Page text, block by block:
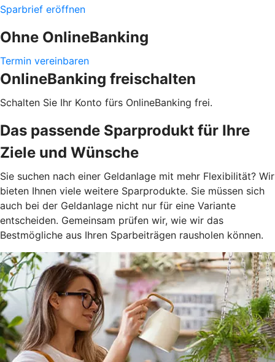
Sparbrief eröffnen
Ohne OnlineBanking
Termin vereinbaren
OnlineBanking freischalten
Schalten Sie Ihr Konto fürs OnlineBanking frei.
Das passende Sparprodukt für Ihre
Ziele und Wünsche
Sie suchen nach einer Geldanlage mit mehr Flexibilität? Wir
bieten Ihnen viele weitere Sparprodukte. Sie müssen sich
auch bei der Geldanlage nicht nur für eine Variante
entscheiden. Gemeinsam prüfen wir, wie wir das
Bestmögliche aus Ihren Sparbeiträgen rausholen können.